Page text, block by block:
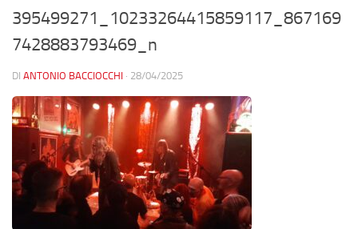
395499271_10233264415859117_867169
7428883793469_n
DI ANTONIO BACCIOCCHI · 28/04/2025